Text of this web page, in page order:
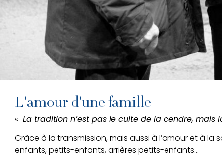
L'amour d'une famille
« La tradition n’est pas le culte de la cendre, mais
Grâce à la transmission, mais aussi à l’amour et à
enfants, petits-enfants, arrières petits-enfants…